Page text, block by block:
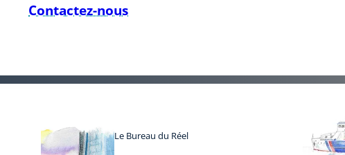
Contactez-nous
Le Bureau du Réel